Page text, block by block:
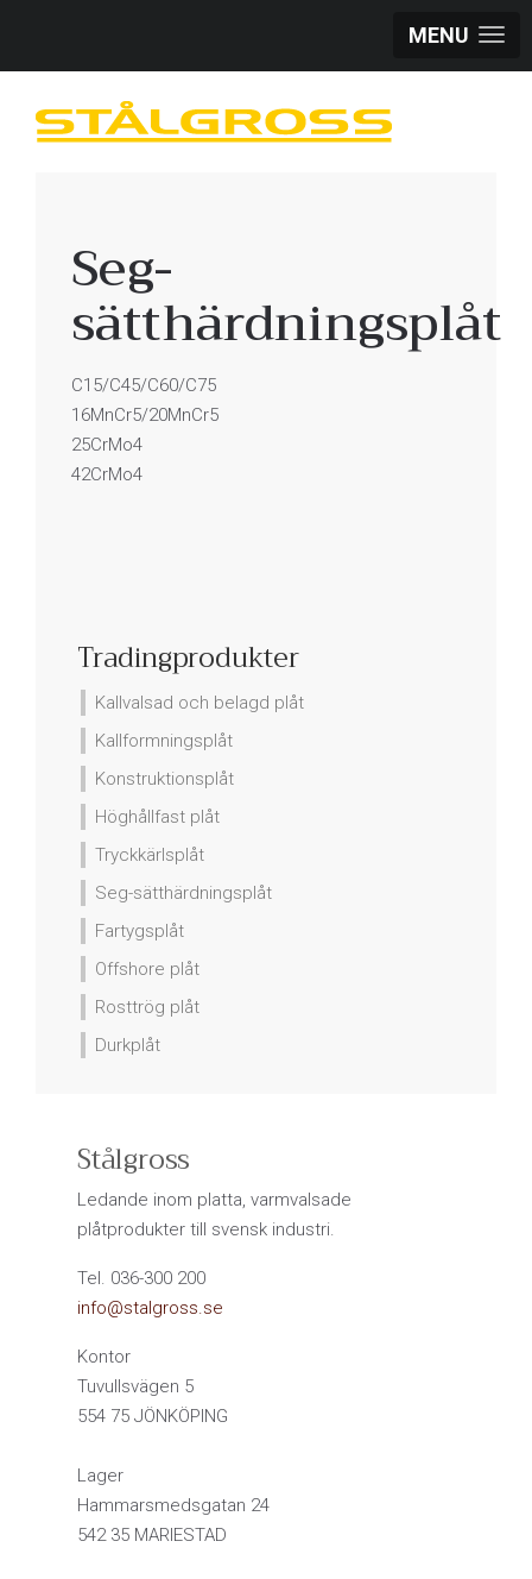
MENU
Seg-
sätthärdningsplåt
C15/C45/C60/C75
16MnCr5/20MnCr5
25CrMo4
42CrMo4
Tradingprodukter
Kallvalsad och belagd plåt
Kallformningsplåt
Konstruktionsplåt
Höghållfast plåt
Tryckkärlsplåt
Seg-sätthärdningsplåt
Fartygsplåt
Offshore plåt
Rosttrög plåt
Durkplåt
Stålgross
Ledande inom platta, varmvalsade
plåtprodukter till svensk industri.
Tel. 036-300 200
info@stalgross.se
Kontor
Tuvullsvägen 5
554 75 JÖNKÖPING
Lager
Hammarsmedsgatan 24
542 35 MARIESTAD